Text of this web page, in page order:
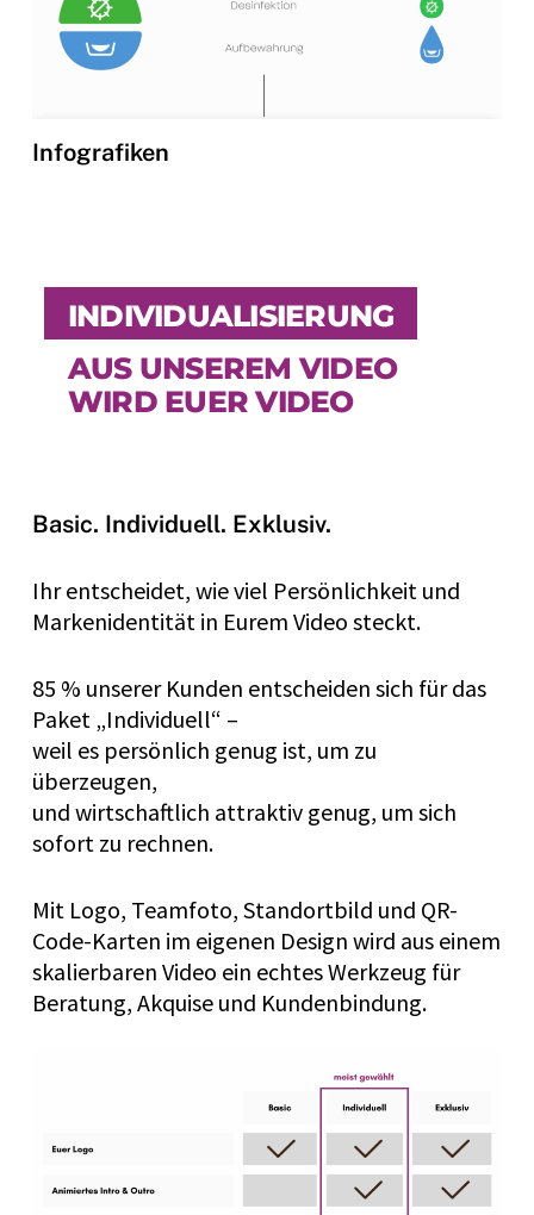
Infografiken
INDIVIDUALISIERUNG
AUS UNSEREM VIDEO
WIRD EUER VIDEO
Basic. Individuell. Exklusiv.
Ihr entscheidet, wie viel Persönlichkeit und
Markenidentität in Eurem Video steckt.
85 % unserer Kunden entscheiden sich für das
Paket „Individuell“ –
weil es persönlich genug ist, um zu
überzeugen,
und wirtschaftlich attraktiv genug, um sich
sofort zu rechnen.
Mit Logo, Teamfoto, Standortbild und QR-
Code-Karten im eigenen Design wird aus einem
skalierbaren Video ein echtes Werkzeug für
Beratung, Akquise und Kundenbindung.